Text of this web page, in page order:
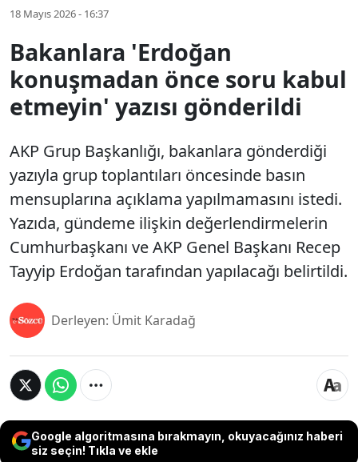
18 Mayıs 2026 - 16:37
Bakanlara 'Erdoğan
konuşmadan önce soru kabul
etmeyin' yazısı gönderildi
AKP Grup Başkanlığı, bakanlara gönderdiği
yazıyla grup toplantıları öncesinde basın
mensuplarına açıklama yapılmamasını istedi.
Yazıda, gündeme ilişkin değerlendirmelerin
Cumhurbaşkanı ve AKP Genel Başkanı Recep
Tayyip Erdoğan tarafından yapılacağı belirtildi.
Derleyen: Ümit Karadağ
Google algoritmasına bırakmayın, okuyacağınız haberi
siz seçin! Tıkla ve ekle